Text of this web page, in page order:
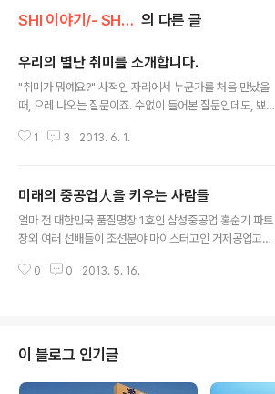
SHI 이야기/- SHI 사람들 의 다른 글
우리의 별난 취미를 소개합니다.
"취미가 뭐예요?" 사적인 자리에서 누군가를 처음 만났을
때, 으레 나오는 질문이죠. 수없이 들어본 질문인데도, 뾰족
낫다'는 일본 속담처럼, 사소한 취미 하나라도 삶을 훨씬 풍
리다고 놀리지 말아요~♬ 나는 레고로 재테크한다! 구조설
계2팀 정성환 사원의 취미는 '레고 수집'입니다. 어릴 적 친
구 집에서 본 해적선 레고를 너무나도 부러워 했던 정 사원
이어왔다고 해요. 레고는 '어린 아이 장난감' 아니냐고요?
1 3 2013. 6. 1.
미래의 중공업人을 키우는 사람들
얼마 전 대한민국 품질명장 1호인 삼성중공업 홍순기 파트
장외 여러 선배들이 조선분야 마이스터고인 거제공업고등
스터 과정' 학생들을 위해 강의에 나선 것인데요. '프리마이
기서 중요한 건, 학생들의 빠른 실력향상을 위해 삼성중공
업의 명장들이 바쁜 시간을 쪼개 직접 지도에 나섰다는 점
입니다. 열심히 강의중인 홍순기 품질명장의 모습입니다.
0 0 2013. 5. 16.
이 블로그 인기글